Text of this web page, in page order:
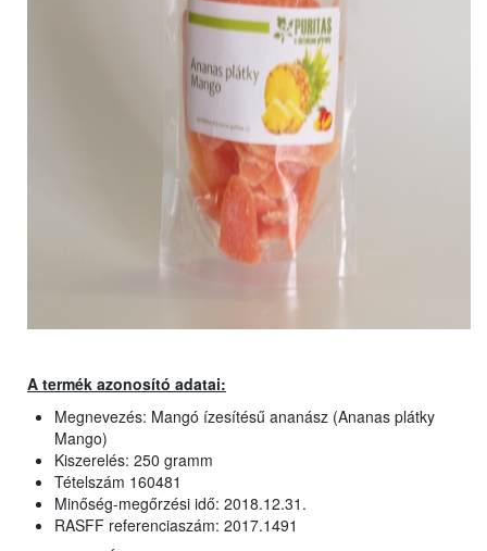
A termék azonosító adatai:
Megnevezés: Mangó ízesítésű ananász (Ananas plátky
Mango)
Kiszerelés: 250 gramm
Tételszám 160481
Minőség-megőrzési idő: 2018.12.31.
RASFF referenciaszám: 2017.1491